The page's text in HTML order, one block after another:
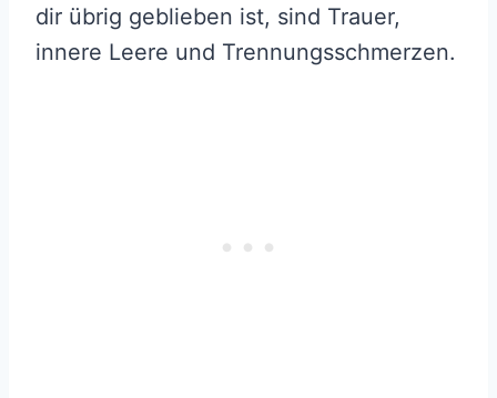
dir übrig geblieben ist, sind Trauer,
innere Leere und Trennungsschmerzen.